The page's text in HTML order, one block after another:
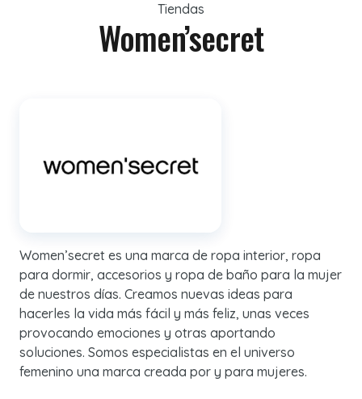
Tiendas
Women’secret
Women’secret es una marca de ropa interior, ropa
para dormir, accesorios y ropa de baño para la mujer
de nuestros días. Creamos nuevas ideas para
hacerles la vida más fácil y más feliz, unas veces
provocando emociones y otras aportando
soluciones. Somos especialistas en el universo
femenino una marca creada por y para mujeres.